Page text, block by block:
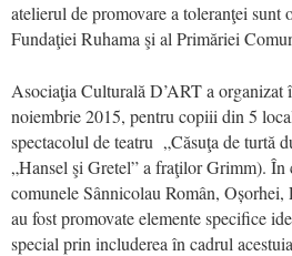
atelierul de promovare a toleranţei sunt
Fundaţiei Ruhama şi al Primăriei
Asociaţia Culturală D’ART a organizat
noiembrie 2015, pentru copiii din 5
spectacolul de teatru „Căsuţa de turtă
„Hansel şi Gretel” a fraţilor Grimm).
comunele Sânnicolau Român,
au fost promovate elemente specifice
special prin includerea în cadrul